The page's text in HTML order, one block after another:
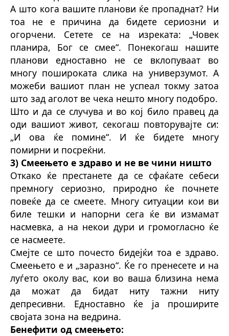
А што кога вашите планови ќе пропаднат? Ни
тоа не е причина да бидете сериозни и
огорчени. Сетете се на изреката: „Човек
планира, Бог се смее“. Понекогаш нашите
планови едноставно не се вклопуваат во
многу пошироката слика на универзумот. А
можеби вашиот план не успеал токму затоа
што зад аголот ве чека нешто многу подобро.
Што и да се случува и во кој било правец да
оди вашиот живот, секогаш повторувајте си:
„И ова ќе помине“. И ќе бидете многу
помирни и посреќни.
3) Смеењето е здраво и не ве чини ништо
Откако ќе престанете да се сфаќате себеси
премногу сериозно, природно ќе почнете
повеќе да се смеете. Многу ситуации кои ви
биле тешки и напорни сега ќе ви измамат
насмевка, а на некои дури и громогласно ќе
се насмеете.
Смејте се што почесто бидејќи тоа е здраво.
Смеењето е и „заразно“. Ќе го пренесете и на
луѓето околу вас, кои во ваша близина нема
да можат да бидат ниту тажни ниту
депресивни. Едноставно ќе ја проширите
својата зона на ведрина.
Бенефити од смеењето: